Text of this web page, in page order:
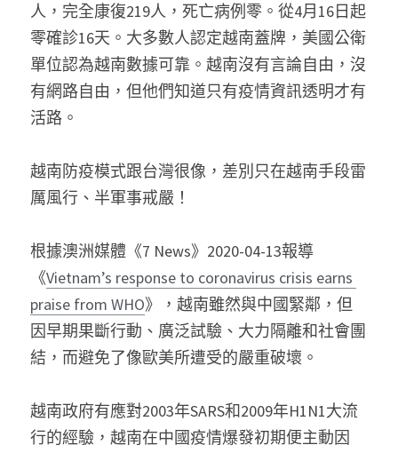
Facebook
搜索
人，完全康復219人，死亡病例零。從4月16日起
零確診16天。大多數人認定越南蓋牌，美國公衛
單位認為越南數據可靠。越南沒有言論自由，沒
有網路自由，但他們知道只有疫情資訊透明才有
活路。
越南防疫模式跟台灣很像，差別只在越南手段雷
厲風行、半軍事戒嚴！
根據澳洲媒體《7 News》2020-04-13報導
《Vietnam’s response to coronavirus crisis earns
praise from WHO》，越南雖然與中國緊鄰，但
因早期果斷行動、廣泛試驗、大力隔離和社會團
結，而避免了像歐美所遭受的嚴重破壞。
越南政府有應對2003年SARS和2009年H1N1大流
行的經驗，越南在中國疫情爆發初期便主動因